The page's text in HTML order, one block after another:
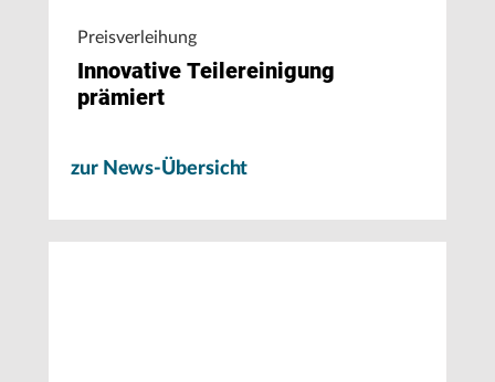
Preisverleihung
Innovative Teilereinigung
prämiert
zur News-Übersicht